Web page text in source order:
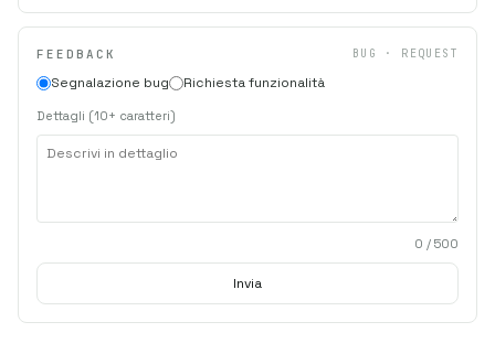
FEEDBACK BUG · REQUEST
Segnalazione bug Richiesta funzionalità
Dettagli (10+ caratteri)
0 / 500
Invia